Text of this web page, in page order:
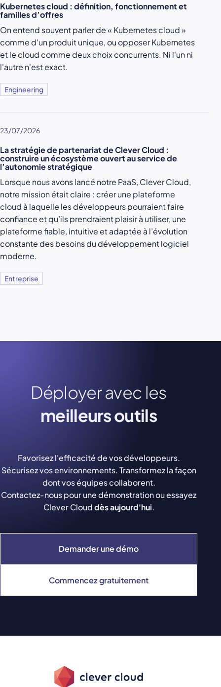
Kubernetes cloud : définition, fonctionnement et
familles d’offres
On entend souvent parler de « Kubernetes cloud »
comme d'un produit unique, ou opposer Kubernetes
et le cloud comme deux choix concurrents. Ni l'un ni
l'autre n'est exact.
Engineering
23/07/2026
La stratégie de partenariat de Clever Cloud :
construire un écosystème ouvert au service de
l’autonomie stratégique
Lorsque nous avons lancé notre PaaS, Clever Cloud,
notre mission était claire : créer une plateforme
cloud à laquelle les développeurs pourraient faire
confiance et qu’ils prendraient plaisir à utiliser, une
plateforme fiable, intuitive et adaptée à l’évolution
constante des besoins du développement logiciel
moderne.
Entreprise
Déployer avec les
meilleurs outils
Demander une démo
Commencez gratuitement
Favorisez l'efficacité de vos développeurs.
Sécurisez vos environnements. Transformez la façon
dont vos équipes collaborent.
Contactez-nous pour une démonstration ou essayez
Clever Clouddès aujourd'hui.